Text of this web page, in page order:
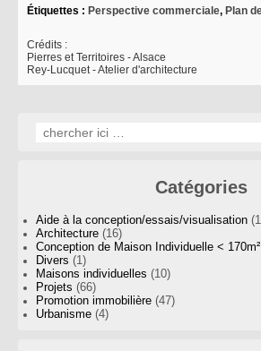
Étiquettes : Perspective commerciale, Plan
Crédits :
Pierres et Territoires - Alsace
Rey-Lucquet - Atelier d'architecture
Catégories
Aide à la conception/essais/visualisation
Architecture (16)
Conception de Maison Individuelle < 170m²
Divers (1)
Maisons individuelles (10)
Projets (66)
Promotion immobilière (47)
Urbanisme (4)